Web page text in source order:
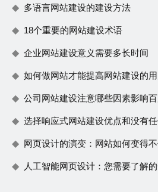
多语言网站建设的建设方法
18个重要的网站建设术语
企业网站建设意义需要多长时间
如何做网站才能提高网站建设的
公司网站建设注意哪些因素影响
选择响应式网站建设优点和没有
网页设计的演变：网站如何变得
人工智能网页设计：您需要了解